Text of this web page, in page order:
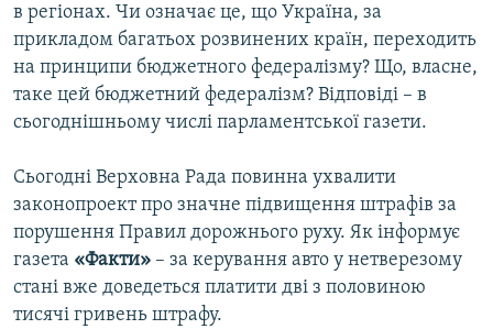
в регіонах. Чи означає це, що Україна, за
прикладом багатьох розвинених країн, переходить
на принципи бюджетного федералізму? Що, власне,
таке цей бюджетний федералізм? Відповіді – в
сьогоднішньому числі парламентської газети.
Сьогодні Верховна Рада повинна ухвалити
законопроект про значне підвищення штрафів за
порушення Правил дорожнього руху. Як інформує
газета «Факти» – за керування авто у нетверезому
стані вже доведеться платити дві з половиною
тисячі гривень штрафу.